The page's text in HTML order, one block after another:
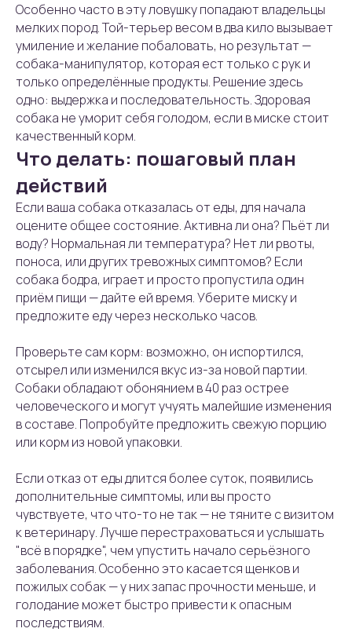
Особенно часто в эту ловушку попадают владельцы
мелких пород. Той-терьер весом в два кило вызывает
умиление и желание побаловать, но результат —
собака-манипулятор, которая ест только с рук и
только определённые продукты. Решение здесь
одно: выдержка и последовательность. Здоровая
собака не уморит себя голодом, если в миске стоит
качественный корм.
Что делать: пошаговый план
действий
Если ваша собака отказалась от еды, для начала
оцените общее состояние. Активна ли она? Пьёт ли
воду? Нормальная ли температура? Нет ли рвоты,
поноса, или других тревожных симптомов? Если
собака бодра, играет и просто пропустила один
приём пищи — дайте ей время. Уберите миску и
предложите еду через несколько часов.
Проверьте сам корм: возможно, он испортился,
отсырел или изменился вкус из-за новой партии.
Собаки обладают обонянием в 40 раз острее
человеческого и могут учуять малейшие изменения
в составе. Попробуйте предложить свежую порцию
или корм из новой упаковки.
Если отказ от еды длится более суток, появились
дополнительные симптомы, или вы просто
чувствуете, что что-то не так — не тяните с визитом
к ветеринару. Лучше перестраховаться и услышать
"всё в порядке", чем упустить начало серьёзного
заболевания. Особенно это касается щенков и
пожилых собак — у них запас прочности меньше, и
голодание может быстро привести к опасным
последствиям.